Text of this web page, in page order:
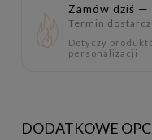
Zamów dziś —
Termin
Dotyczy
personalizacji
DODATKOWE